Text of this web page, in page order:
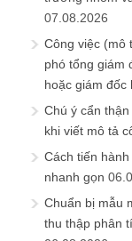
07.08.2026
Công việc (mô
phó tổng giám
hoặc giám đốc
Chú ý cẩn
khi viết mô tả
Cách tiến
nhanh gọn
Chuẩn bị mẫu
thu thập phân